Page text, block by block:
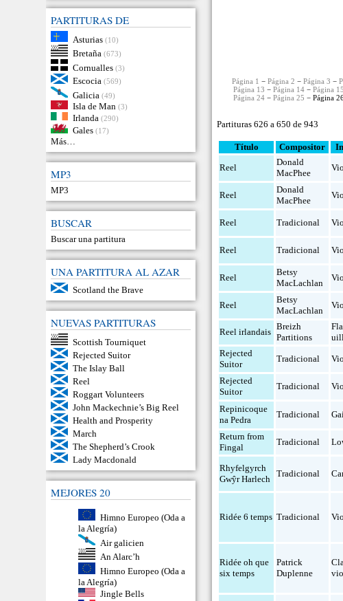
PARTITURAS DE
Asturias (10)
Bretaña (673)
Cornualles (3)
Escocia (569)
Galicia (49)
Isla de Man (3)
Irlanda (290)
Gales (17)
Más…
MP3
MP3
BUSCAR
Buscar una partitura
UNA PARTITURA AL AZAR
Scotland the Brave
NUEVAS PARTITURAS
Scottish Tourniquet
Rejected Suitor
The Islay Ball
Reel
Roggart Volunteers
John Mackechnie’s Big Reel
Health and Prosperity
March
The Shepherd’s Crook
Lady Macdonald
MEJORES 20
Himno Europeo (Oda a
la Alegría)
Air galicien
An Alarc’h
Himno Europeo (Oda a
la Alegría)
Jingle Bells
Página 1 − Página 2 − Página 3 −
Página 13 − Página 14− Página 15
Página 24− Página 25 − Página
Partituras 626 a 650 de 943
Título Compositor
Reel
Donald
MacPhee
Reel
Donald
MacPhee
Reel Tradicional
Reel Tradicional
Reel
Betsy
MacLachlan
Reel
Betsy
MacLachlan
Reel irlandais
Breizh
Partitions
Rejected
Suitor
Tradicional
Rejected
Suitor
Tradicional
Repinicoque
na Pedra
Tradicional
Return from
Fingal
Tradicional
Rhyfelgyrch
Gwŷr Harlech
Tradicional
Ridée 6 temps Tradicional
Ridée oh que
six temps
Patrick
Duplenne